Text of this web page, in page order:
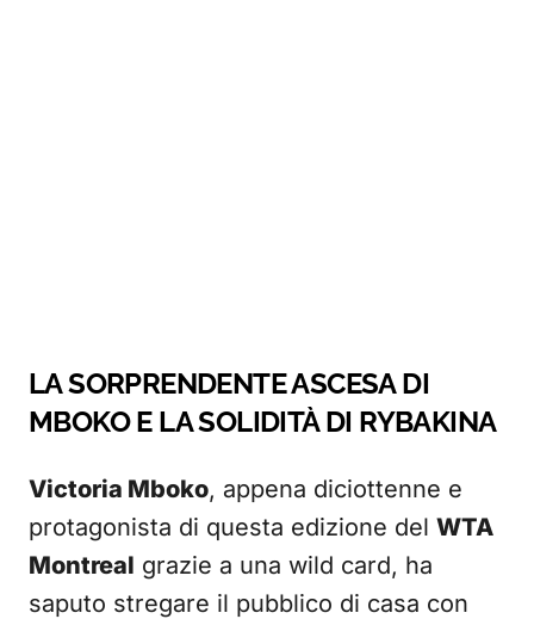
LA SORPRENDENTE ASCESA DI
MBOKO E LA SOLIDITÀ DI RYBAKINA
Victoria Mboko, appena diciottenne e
protagonista di questa edizione del WTA
Montreal grazie a una wild card, ha
saputo stregare il pubblico di casa con